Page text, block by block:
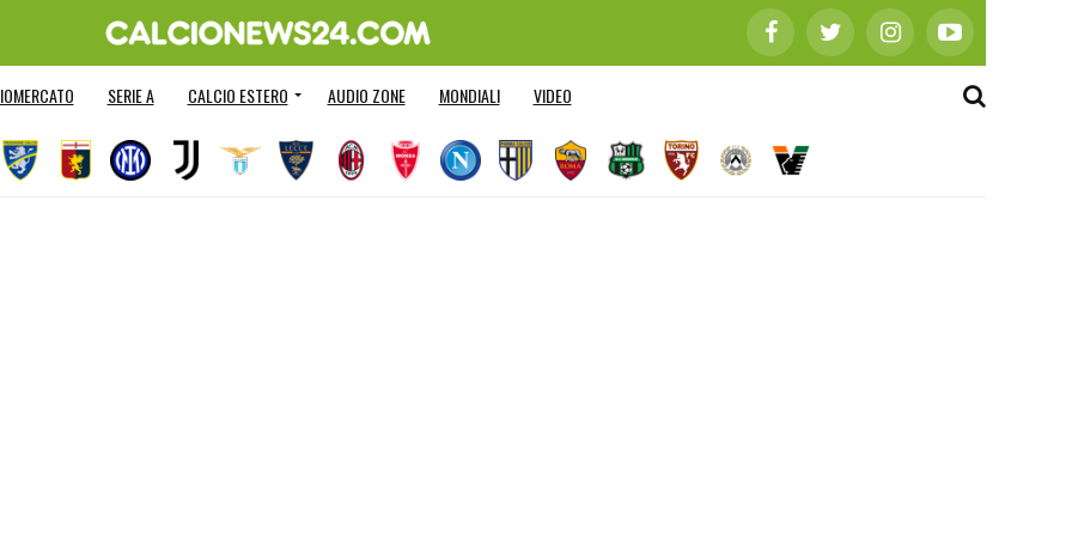
SERIE A CALCIO ESTERO AUDIO ZONE MONDIALI VIDEO